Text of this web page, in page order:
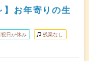
】お年寄りの生
祝日が休み 残業なし